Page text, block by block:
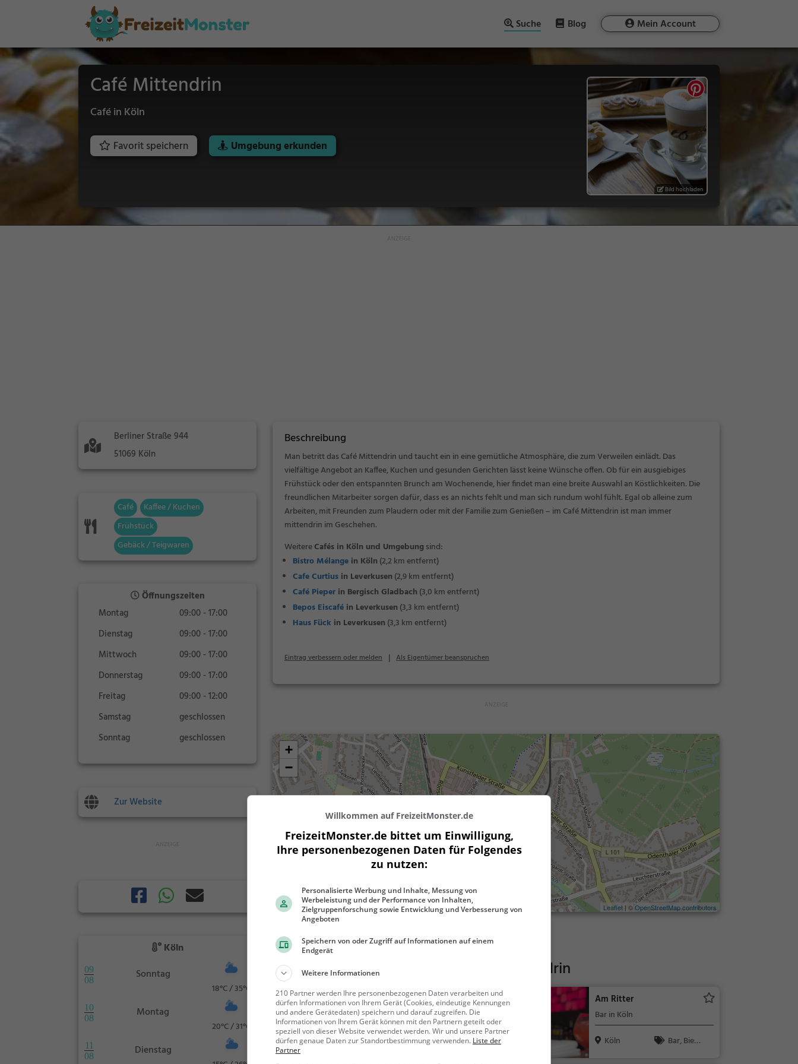
Suche Blog Mein Account
Café Mittendrin
Café in Köln
Favorit speichern Umgebung erkunden
Bild hochladen
Berliner Straße 944
51069 Köln
Café
Kaffee / Kuchen
Frühstück
Gebäck / Teigwaren
Öffnungszeiten
Montag
09:00 - 17:00
Dienstag
09:00 - 17:00
Mittwoch
09:00 - 17:00
Donnerstag
09:00 - 17:00
Freitag
09:00 - 12:00
Samstag
geschlossen
Sonntag
geschlossen
Zur Website
Köln
09
08
Sonntag
18°C / 35°C
10
08
Montag
20°C / 31°C
11
08
Dienstag
Beschreibung
Man betritt das Café Mittendrin und taucht ein in eine gemütliche Atmosphäre, die zum Verweilen einlädt. Das
vielfältige Angebot an Kaffee, Kuchen und gesunden Gerichten lässt keine Wünsche offen. Ob für ein ausgiebiges
Frühstück oder den entspannten Brunch am Wochenende, hier findet man eine breite Auswahl an Köstlichkeiten. Die
freundlichen Mitarbeiter sorgen dafür, dass es an nichts fehlt und man sich rundum wohl fühlt. Egal ob alleine zum
Arbeiten, mit Freunden zum Plaudern oder mit der Familie zum Genießen – im Café Mittendrin ist man immer
mittendrin im Geschehen.
WeitereCafés in Köln und Umgebungsind:
Bistro Mélange in Köln (2,2 km entfernt)
Cafe Curtius in Leverkusen (2,9 km entfernt)
Café Pieper in Bergisch Gladbach (3,0 km entfernt)
Bepos Eiscafé in Leverkusen (3,3 km entfernt)
Haus Fück in Leverkusen (3,3 km entfernt)
Eintrag verbessern oder melden | Als Eigentümer beanspruchen
+
−
300 m
500 ft
Leaflet | ©OpenStreetMap contributors
Gaststätten in der Nähe von Café Mittendrin
Pizza Boy
Asiatisches Restaurant in Köln
Köln
Restaura
Am Ritter
Bar in Köln
Köln
Bar, Bier
Willkommen auf FreizeitMonster.de
FreizeitMonster.de bittet um Einwilligung,
Ihre personenbezogenen Daten für Folgendes
zu nutzen:
Personalisierte Werbung und Inhalte, Messung von
Werbeleistung und der Performance von Inhalten,
Zielgruppenforschung sowie Entwicklung und Verbesserung von
Angeboten
Speichern von oder Zugriff auf Informationen auf einem
Endgerät
Weitere Informationen
210 Partner werden Ihre personenbezogenen Daten verarbeiten und
dürfen Informationen von Ihrem Gerät (Cookies, eindeutige Kennungen
und andere Gerätedaten) speichern und darauf zugreifen. Die
Informationen von Ihrem Gerät können mit den Partnern geteilt oder
speziell von dieser Website verwendet werden. Wir und unsere Partner
dürfen genaue Daten zur Standortbestimmung verwenden. Liste der
Partner